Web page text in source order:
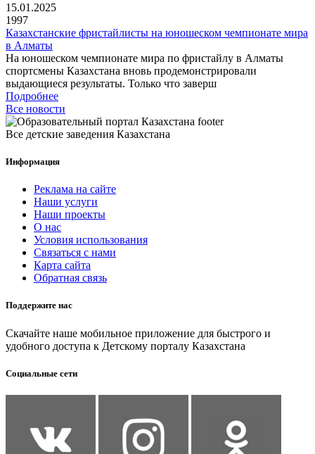
15.01.2025
1997
Казахстанские фристайлисты на юношеском чемпионате мира
в Алматы
На юношеском чемпионате мира по фристайлу в Алматы
спортсмены Казахстана вновь продемонстрировали
выдающиеся результаты. Только что заверш
Подробнее
Все новости
Все детские заведения Казахстана
Информация
Реклама на сайте
Наши услуги
Наши проекты
О нас
Условия использования
Связаться с нами
Карта сайта
Обратная связь
Поддержите нас
Скачайте наше мобильное приложение для быстрого и
удобного доступа к Детскому порталу Казахстана
Социальные сети